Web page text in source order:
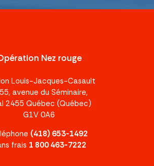
Nez rouge
Louis-Jacques-Casault
avenue du Séminaire,
2455 Québec (Québec)
G1V 0A6
(418) 653-1492
frais 1 800 463-7222